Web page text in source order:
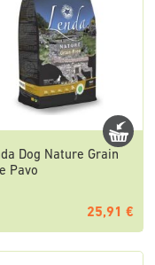
Dog Nature Grain
Pavo
25,91 €